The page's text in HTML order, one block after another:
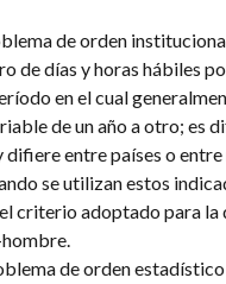
de orden
de días y horas hábiles
en el cual
de un año a otro; es
difiere entre países o
se utilizan estos
criterio adoptado para la
de orden